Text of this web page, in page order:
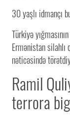
Ramil
terrora
Türkiyə
Ermənistan silahlı
nəticəsində
30 yaşlı idmançı